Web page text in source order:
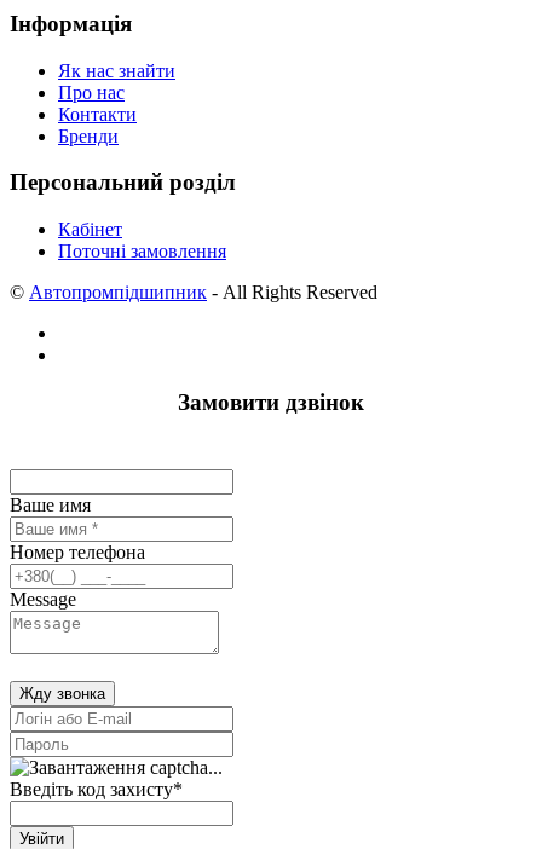
Інформація
Як нас знайти
Про нас
Контакти
Бренди
Персональний розділ
Кабінет
Поточні замовлення
© Автопромпідшипник - All Rights Reserved
Замовити дзвінок
Ваше имя
Номер телефона
Message
Жду звонка
Введіть код захисту*
Увійти